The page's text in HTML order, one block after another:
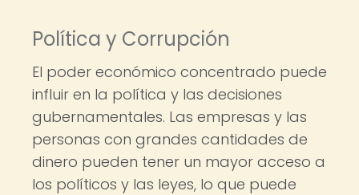
Política y Corrupción
El poder económico concentrado puede
influir en la política y las decisiones
gubernamentales. Las empresas y las
personas con grandes cantidades de
dinero pueden tener un mayor acceso a
los políticos y las leyes, lo que puede